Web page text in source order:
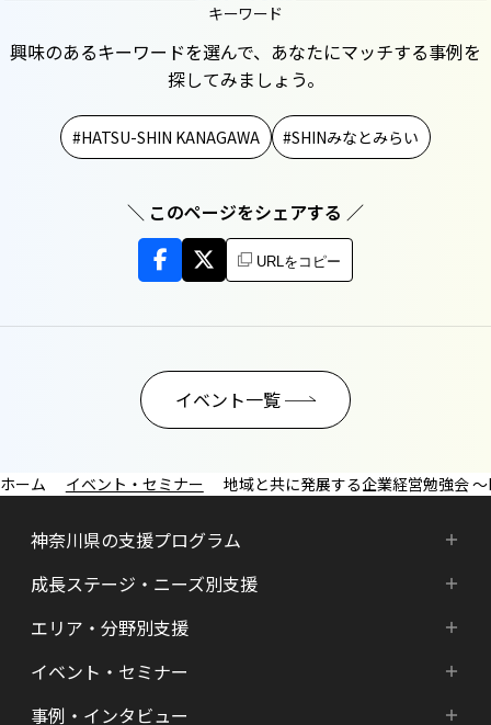
キーワード
興味のあるキーワードを選んで、あなたにマッチする事例を
探してみましょう。
HATSU-SHIN KANAGAWA SHINみなとみらい
＼ このページをシェアする ／
URLをコピー
イベント一覧
イベント・セミナー 地域と共に発展する企業経営勉強会
神奈川県の支援プログラム
神奈川県の支援プログラム
HATSU-SHINKANAGAWA
HATSU起業家支援プログラム
成長ステージ・ニーズ別支援
成長ステージ・ニーズ別支援
起業準備期支援（アイデア段階）
エリア・分野別支援
エリア・分野別支援
イベント・セミナー
新着情報
事例・インタビュー